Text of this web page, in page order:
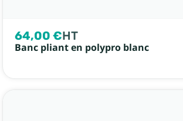
64,00 €HT
Banc pliant en polypro blanc